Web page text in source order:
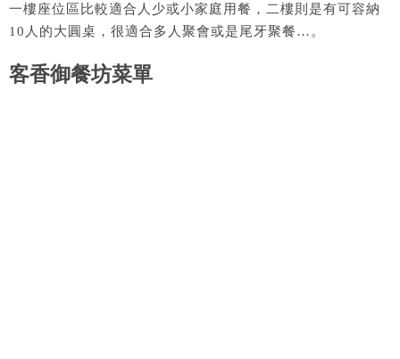
一樓座位區比較適合人少或小家庭用餐，二樓則是有可容納
10人的大圓桌，很適合多人聚會或是尾牙聚餐…。
客香御餐坊菜單